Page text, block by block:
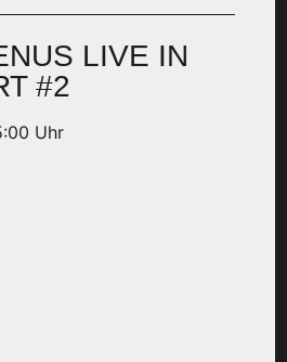
LIVE IN
#2
Uhr